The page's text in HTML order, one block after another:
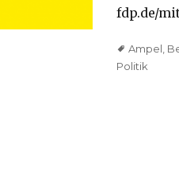
fdp.de/
TagsAmpel,
Politik